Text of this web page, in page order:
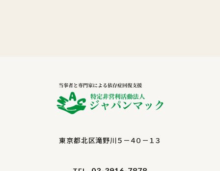
東京都北区滝野川５－４０－１３